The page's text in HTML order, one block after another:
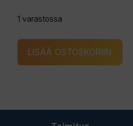
1 varastossa
RAUTUTIURA
301/C
LISÄÄ OSTOSKORIIN